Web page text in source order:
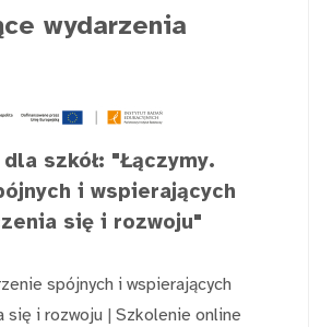
wydarzenia
szkół: "Łączymy.
i wspierających
się i rozwoju"
spójnych i wspierających
się i rozwoju | Szkolenie online